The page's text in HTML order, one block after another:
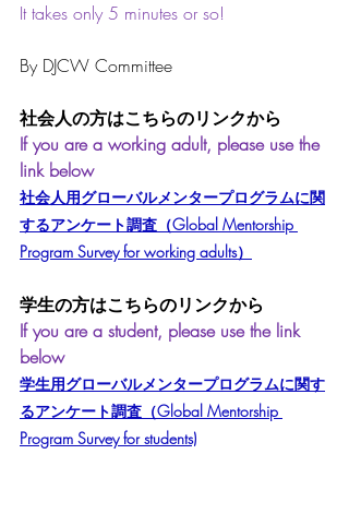
It takes only 5 minutes or so!
By DJCW Committee
社会人の方はこちらのリンクから
If you are a working adult, please use the
link below
社会人用グローバルメンタープログラムに関
するアンケート調査（Global Mentorship
Program Survey for working adults）
学生の方はこちらのリンクから
If you are a student, please use the link
below
学生用グローバルメンタープログラムに関す
るアンケート調査（Global Mentorship
Program Survey for students)